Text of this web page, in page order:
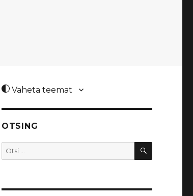
Vaheta teemat
OTSING
Otsi: OTSI